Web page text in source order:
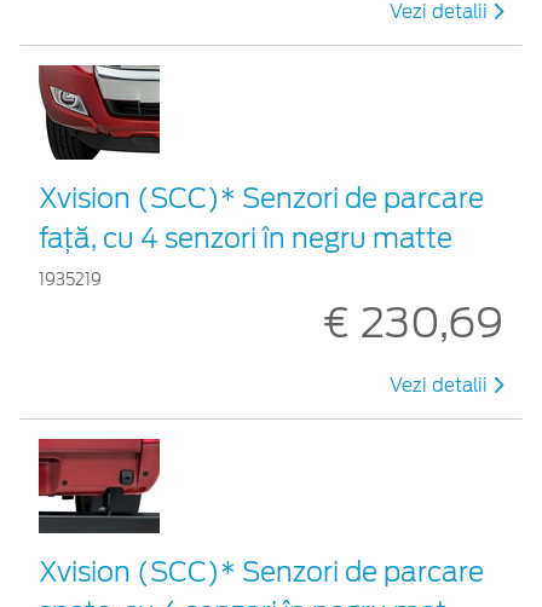
Vezi detalii
Xvision (SCC)* Senzori de parcare
faţă, cu 4 senzori în negru matte
1935219
€ 230,69
Vezi detalii
Xvision (SCC)* Senzori de parcare